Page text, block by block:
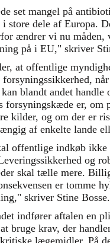
set mangel på
store dele af Europa.
ændrer vi nu måden,
på i EU," skriver
at offentlige
forsyningssikkerhed,
blandt andet handle
forsyningskæde er, om
kilder, og om der er
af enkelte lande
offentlige indkøb ikke
og
skal tælle mere.
er tomme
skriver Stine Bosse.
indfører aftalen en
bruge krav, der